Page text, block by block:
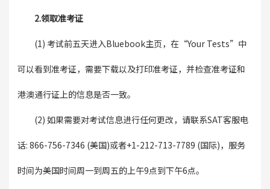
2.领取准考证
(1) 考试前五天进入Bluebook主页，在“Your Tests”中
可以看到准考证，需要下载以及打印准考证，并检查准考证和
港澳通行证上的信息是否一致。
(2) 如果需要对考试信息进行任何更改，请联系SAT客服电
话: 866-756-7346 (美国)或者+1-212-713-7789 (国际)，服务
时间为美国时间周一到周五的上午9点到下午6点。